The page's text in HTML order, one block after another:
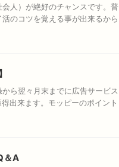
人）が絶好のチャンスです。普
のコツを覚える事が出来るから
ら翌々月末までに広告サービス
出来ます。モッピーのポイント
＆A